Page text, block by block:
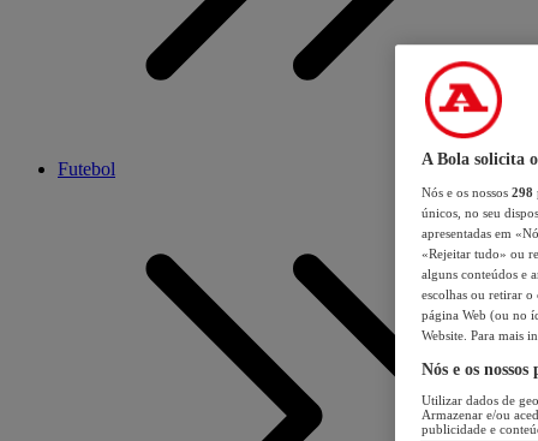
Futebol A Bola solicita
Nós e os nossos 298
únicos, no seu
apresentadas em
«Rejeitar tudo» ou
alguns conteúdos e
escolhas ou retirar
página Web (ou no
Website. Para mais
Nós e os
Utilizar dados de
Armazenar e/ou
publicidade e